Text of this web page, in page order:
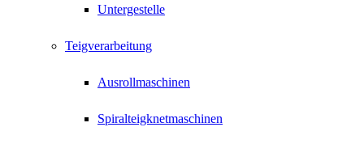
Untergestelle
Teigverarbeitung
Ausrollmaschinen
Spiralteigknetmaschinen